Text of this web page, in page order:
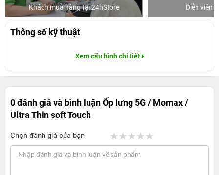
Khách mua hàng tại 24hStore Diễn viên
Thông số kỹ thuật
Xem cấu hình chi tiết
0 đánh giá và bình luậnỐp lưng 5G / Momax /
Ultra Thin soft Touch
Chọn đánh giá của bạn